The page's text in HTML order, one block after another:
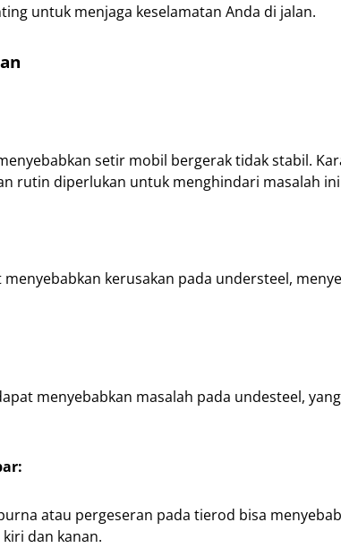
untuk menjaga keselamatan Anda di jalan.
setir mobil bergerak tidak stabil.
rutin diperlukan untuk menghindari masalah
kerusakan pada understeel,
menyebabkan masalah pada undesteel,
atau pergeseran pada tierod bisa
dan kanan.